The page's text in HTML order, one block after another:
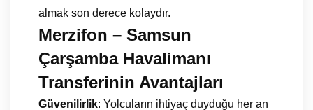
almak son derece kolaydır.
Merzifon – Samsun
Çarşamba Havalimanı
Transferinin Avantajları
Güvenilirlik: Yolcuların ihtiyaç duyduğu her an